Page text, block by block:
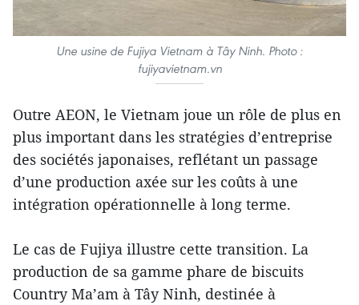
Une usine de Fujiya Vietnam à Tây Ninh. Photo :
fujiyavietnam.vn
Outre AEON, le Vietnam joue un rôle de plus en
plus important dans les stratégies d’entreprise
des sociétés japonaises, reflétant un passage
d’une production axée sur les coûts à une
intégration opérationnelle à long terme.
Le cas de Fujiya illustre cette transition. La
production de sa gamme phare de biscuits
Country Ma’am à Tây Ninh, destinée à